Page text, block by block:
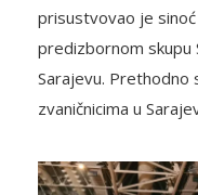
prisustvovao je
predizbornom skupu
Sarajevu. Prethodno
zvaničnicima u